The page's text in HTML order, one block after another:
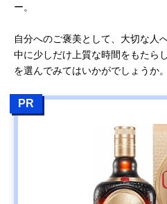
ー。
自分へのご褒美として、大切な人
中に少しだけ上質な時間をもたら
を選んでみてはいかがでしょうか。
PR